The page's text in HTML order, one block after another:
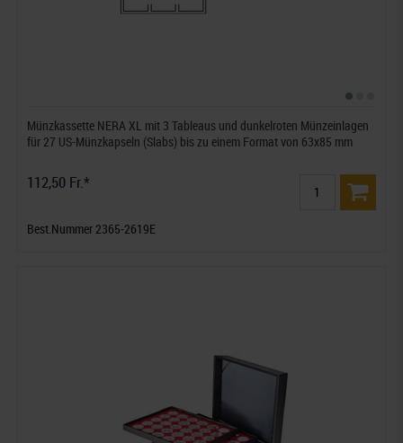
Münzkassette NERA XL mit 3 Tableaus und dunkelroten Münzeinlagen
für 27 US-Münzkapseln (Slabs) bis zu einem Format von 63x85 mm
112,50 Fr.*
Best.Nummer 2365-2619E